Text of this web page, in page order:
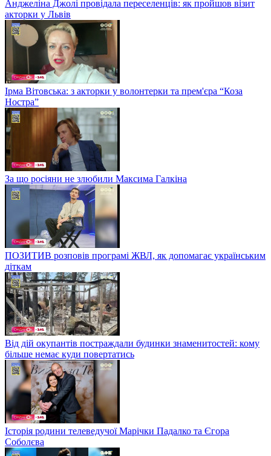
Анджеліна Джолі провідала переселенців: як пройшов візит
акторки у Львів
Ірма Вітовська: з акторки у волонтерки та прем'єра “Коза
Ностра”
За що росіяни не злюбили Максима Галкіна
ПОЗИТИВ розповів програмі ЖВЛ, як допомагає українським
діткам
Від дій окупантів постраждали будинки знаменитостей: кому
більше немає куди повертатись
Історія родини телеведучої Марічки Падалко та Єгора
Соболєва